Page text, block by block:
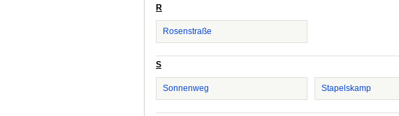
R
Rosenstraße
S
Sonnenweg Stapelskamp